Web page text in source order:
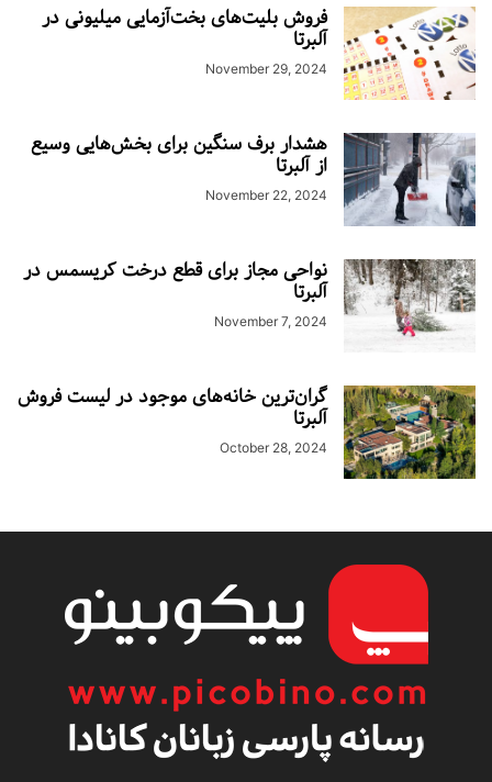
فروش بلیت‌های بخت‌آزمایی میلیونی در
آلبرتا
November 29, 2024
هشدار برف سنگین برای بخش‌هایی وسیع
از آلبرتا
November 22, 2024
نواحی مجاز برای قطع درخت کریسمس در
آلبرتا
November 7, 2024
گران‌ترین خانه‌های موجود در لیست فروش
آلبرتا
October 28, 2024